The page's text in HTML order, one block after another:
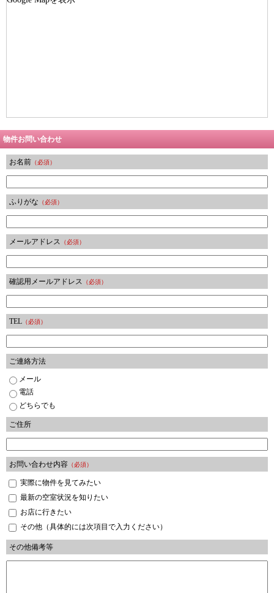
物件お問い合わせ
お名前 （必須）
ふりがな （必須）
メールアドレス （必須）
確認用メールアドレス （必須）
TEL （必須）
ご連絡方法
メール
電話
どちらでも
ご住所
お問い合わせ内容 （必須）
実際に物件を見てみたい
最新の空室状況を知りたい
お店に行きたい
その他（具体的には次項目で入力ください）
その他備考等